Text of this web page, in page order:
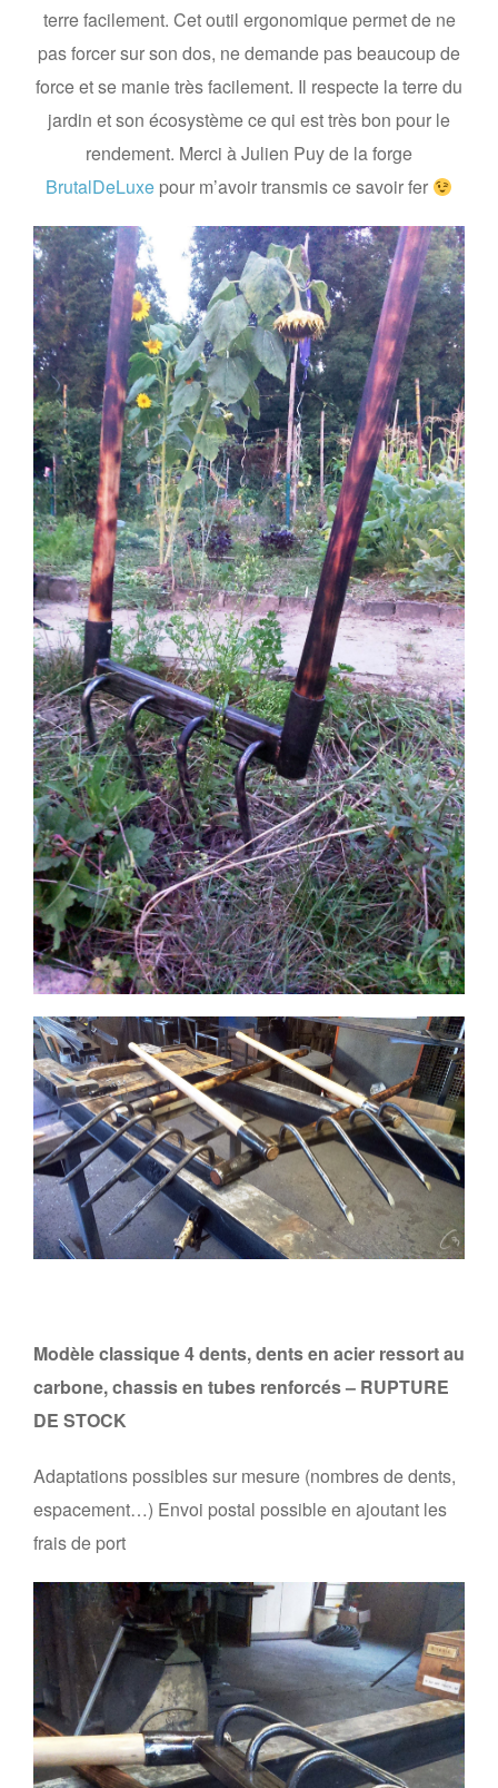
terre facilement. Cet outil ergonomique permet de ne
pas forcer sur son dos, ne demande pas beaucoup de
force et se manie très facilement. Il respecte la terre du
jardin et son écosystème ce qui est très bon pour le
rendement. Merci à Julien Puy de la forge
BrutalDeLuxepour m’avoir transmis ce savoir fer
Modèle classique 4 dents, dents en acier ressort au
carbone, chassis en tubes renforcés – RUPTURE
DE STOCK
Adaptations possibles sur mesure (nombres de dents,
espacement…) Envoi postal possible en ajoutant les
frais de port